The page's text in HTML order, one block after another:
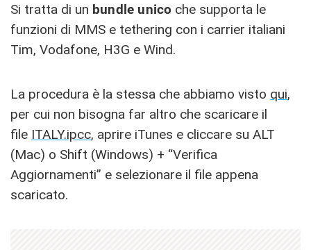
Si tratta di un bundle unico che supporta le
funzioni di MMS e tethering con i carrier italiani
Tim, Vodafone, H3G e Wind.
La procedura è la stessa che abbiamo visto qui,
per cui non bisogna far altro che scaricare il
file ITALY.ipcc, aprire iTunes e cliccare su ALT
(Mac) o Shift (Windows) + “Verifica
Aggiornamenti” e selezionare il file appena
scaricato.